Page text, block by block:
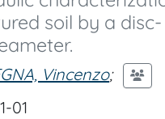
soil by a disc-
Vincenzo;
01